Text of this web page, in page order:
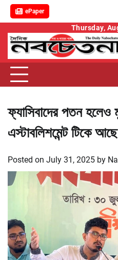
ePaper
content
Thursday,
ফ্যাসিবাদের পতন হলেও
এস্টাবলিশমেন্ট টিকে
Posted on July 31, 2025 by